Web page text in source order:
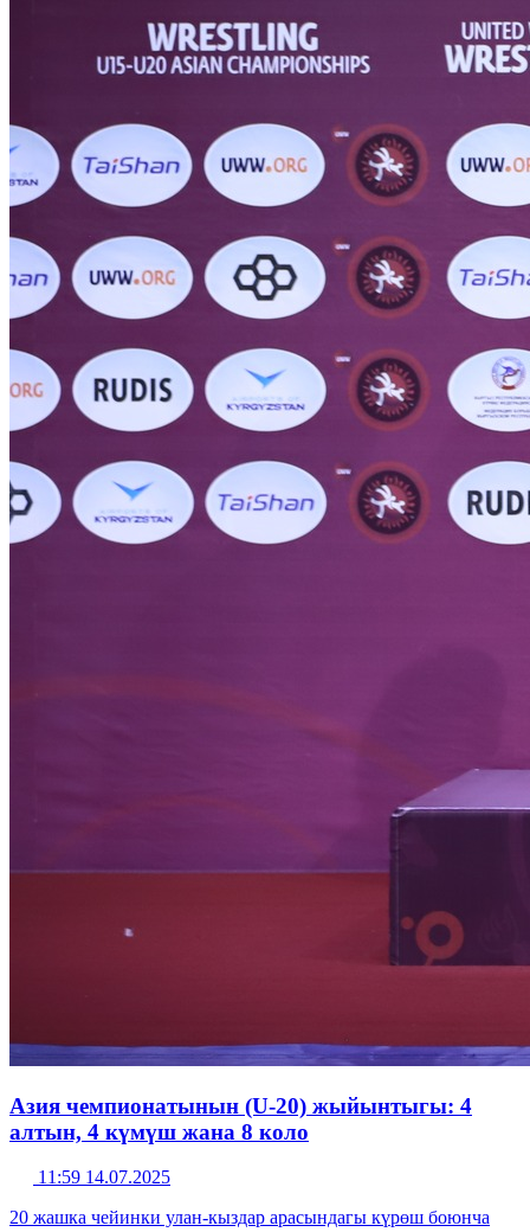
Азия чемпионатынын (U-20) жыйынтыгы: 4
алтын, 4 күмүш жана 8 коло
11:59 14.07.2025
20 жашка чейинки улан-кыздар арасындагы күрөш боюнча